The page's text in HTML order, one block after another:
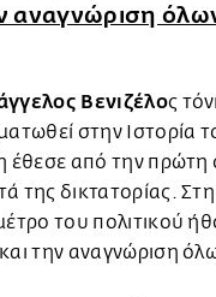
αναγνώριση
Βενιζέλος
στην
έθεσε από την πρώτη
της δικτατορίας.
του πολιτικού
την αναγνώριση